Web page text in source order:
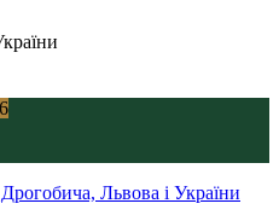
Львова і України